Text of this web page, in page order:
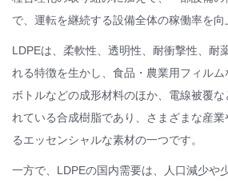
で、運転を継続する設備全体の稼働率を向
LDPEは、柔軟性、透明性、耐衝撃性、耐
れる特徴を生かし、食品・農業用フィル
ボトルなどの成形材料のほか、電線被覆
れている合成樹脂であり、さまざまな産業
るエッセンシャルな素材の一つです。
一方で、LDPEの国内需要は、人口減少や